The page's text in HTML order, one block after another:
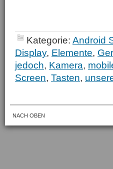
Kategorie: Android
Display, Elemente,
jedoch, Kamera,
Screen, Tasten,
NACH OBEN